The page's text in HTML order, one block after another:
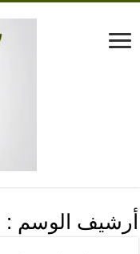
أرشيف الوسم :